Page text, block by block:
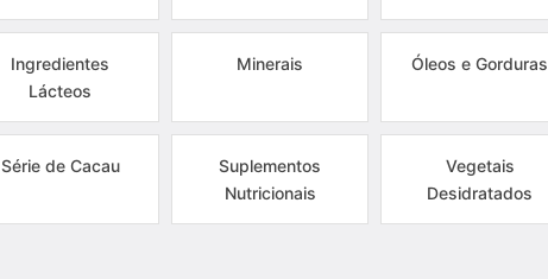
Ingredientes
Lácteos
Minerais Óleos e Gorduras
Série de Cacau
Suplementos
Nutricionais
Vegetais
Desidratados